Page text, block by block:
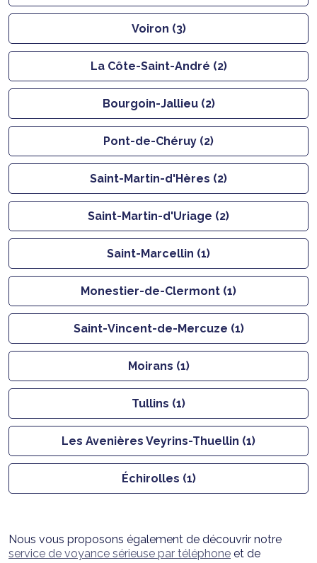
Voiron (3)
La Côte-Saint-André (2)
Bourgoin-Jallieu (2)
Pont-de-Chéruy (2)
Saint-Martin-d'Hères (2)
Saint-Martin-d'Uriage (2)
Saint-Marcellin (1)
Monestier-de-Clermont (1)
Saint-Vincent-de-Mercuze (1)
Moirans (1)
Tullins (1)
Les Avenières Veyrins-Thuellin (1)
Échirolles (1)
Nous vous proposons également de découvrir notre
service de voyance sérieuse par téléphone et de